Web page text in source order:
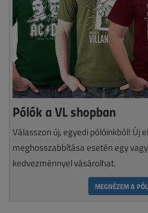
Pólók a VL shopban
Válasszon új, egyedi pólóinkból! Új
meghosszabbítása esetén egy
kedvezménnyel vásárolhat.
MEGNÉZEM A